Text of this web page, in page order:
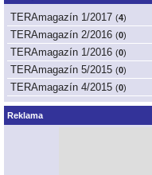
TERAmagazín 1/2017 (4)
TERAmagazín 2/2016 (0)
TERAmagazín 1/2016 (0)
TERAmagazín 5/2015 (0)
TERAmagazín 4/2015 (0)
Reklama